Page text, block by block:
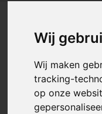
Wij
Wij maken
tracking-
op onze
zuignap
Artikelnummer: